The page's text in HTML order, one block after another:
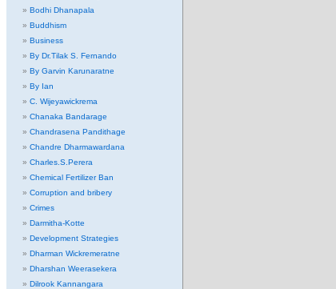
Bodhi Dhanapala
Buddhism
Business
By Dr.Tilak S. Fernando
By Garvin Karunaratne
By Ian
C. Wijeyawickrema
Chanaka Bandarage
Chandrasena Pandithage
Chandre Dharmawardana
Charles.S.Perera
Chemical Fertilizer Ban
Corruption and bribery
Crimes
Darmitha-Kotte
Development Strategies
Dharman Wickremeratne
Dharshan Weerasekera
Dilrook Kannangara